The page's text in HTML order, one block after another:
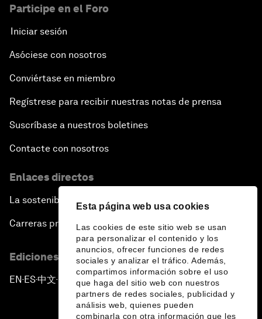
Esta página web usa cookies
Las cookies de este sitio web se usan
para personalizar el contenido y los
anuncios, ofrecer funciones de redes
sociales y analizar el tráfico. Además,
compartimos información sobre el uso
que haga del sitio web con nuestros
partners de redes sociales, publicidad y
análisis web, quienes pueden
combinarla con otra información que les
Participe en el Foro
Iniciar sesión
Asóciese con nosotros
Conviértase en miembro
Regístrese para recibir nuestras notas de prensa
Suscríbase a nuestros boletines
Contacte con nosotros
Enlaces directos
La sostenibilidad en el Foro
Carreras profesionales
Ediciones en otros idiomas
EN ▪ ES▪中文▪ 日本語